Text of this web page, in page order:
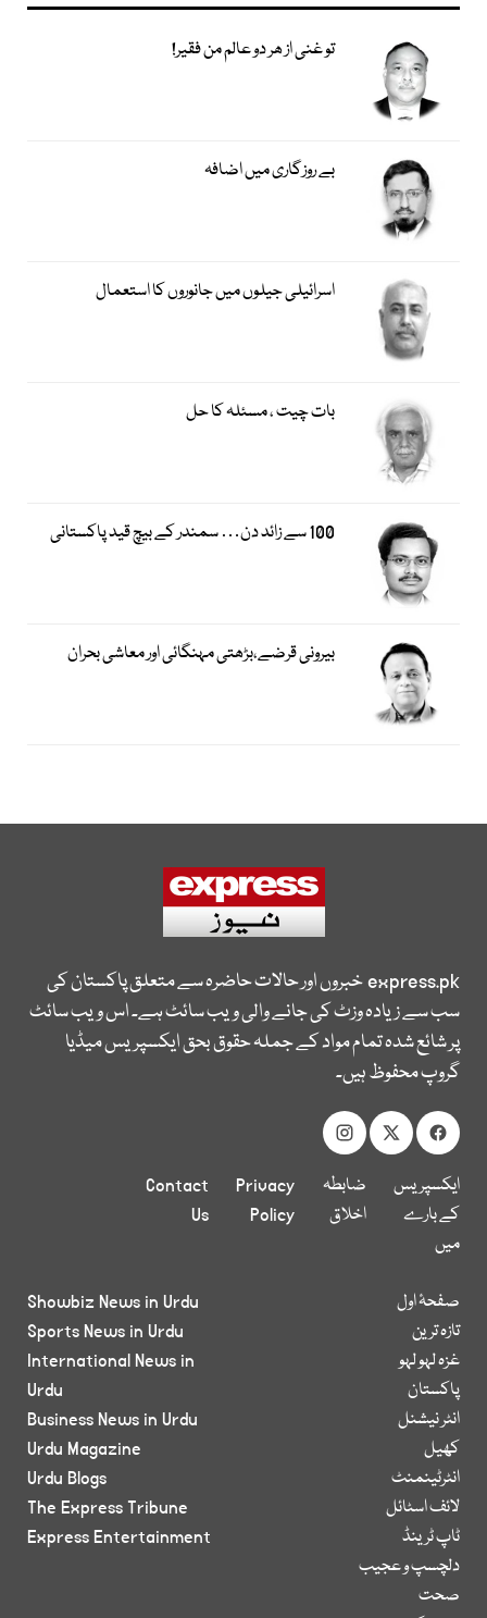
تو غنی از ھر دو عالم من فقیر!
بے روزگاری میں اضافہ
اسرائیلی جیلوں میں جانوروں کا استعمال
بات چیت ، مسئلہ کا حل
100 سے زائد دن… سمندر کے بیچ قید پاکستانی
بیرونی قرضے،بڑھتی مہنگائی اور معاشی بحران
express.pkخبروں اور حالات حاضرہ سے متعلق پاکستان کی
سب سے زیادہ وزٹ کی جانے والی ویب سائٹ ہے۔ اس ویب سائٹ
پر شائع شدہ تمام مواد کے جملہ حقوق بحق ایکسپریس میڈیا
گروپ محفوظ ہیں۔
ایکسپریس
کے بارے
میں
ضابطہ
اخلاق
Privacy
Policy
Contact
Us
صفحۂ اول
تازہ ترین
غزہ لہو لہو
پاکستان
انٹر نیشنل
کھیل
انٹرٹینمنٹ
لائف اسٹائل
ٹاپ ٹرینڈ
دلچسپ و عجیب
صحت
Showbiz News in Urdu
Sports News in Urdu
International News in
Urdu
Business News in Urdu
Urdu Magazine
Urdu Blogs
The Express Tribune
Express Entertainment